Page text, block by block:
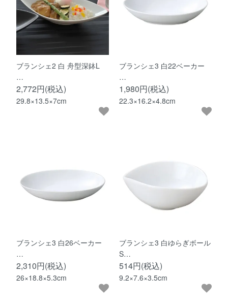
ブランシェ2 白 舟型深鉢L
…
2,772円(税込)
29.8×13.5×7cm
ブランシェ3 白22ベーカー
…
1,980円(税込)
22.3×16.2×4.8cm
ブランシェ3 白26ベーカー
…
2,310円(税込)
26×18.8×5.3cm
ブランシェ3 白ゆらぎボール
S…
514円(税込)
9.2×7.6×3.5cm